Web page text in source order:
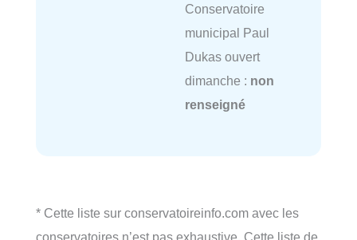
Conservatoire
municipal Paul
Dukas ouvert
dimanche : non
renseigné
* Cette liste sur conservatoireinfo.com avec les
conservatoires n’est pas exhaustive. Cette liste de